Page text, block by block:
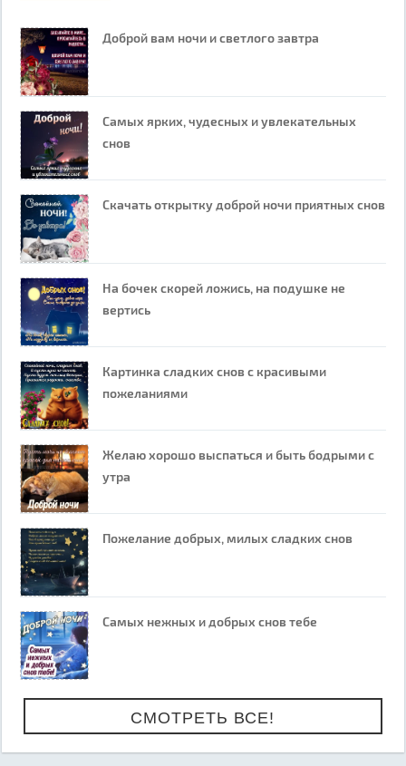
Доброй вам ночи и светлого завтра
Самых ярких, чудесных и увлекательных
снов
Скачать открытку доброй ночи приятных снов
На бочек скорей ложись, на подушке не
вертись
Картинка сладких снов с красивыми
пожеланиями
Желаю хорошо выспаться и быть бодрыми с
утра
Пожелание добрых, милых сладких снов
Самых нежных и добрых снов тебе
СМОТРЕТЬ ВСЕ!